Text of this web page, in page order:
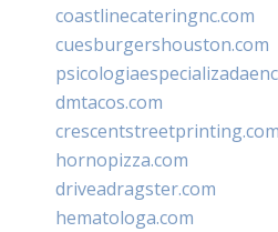
coastlinecateringnc.com
cuesburgershouston.com
dmtacos.com
crescentstreetprinting.com
hornopizza.com
driveadragster.com
hematologa.com